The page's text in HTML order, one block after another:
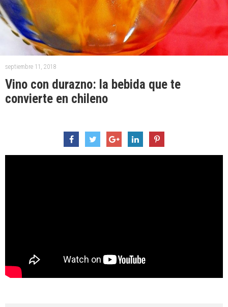
septiembre 11, 2018
Vino con durazno: la bebida que te
convierte en chileno